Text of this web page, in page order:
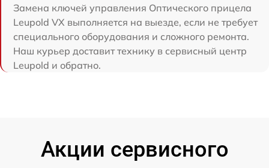
Замена ключей управления Оптического прицела
Leupold VX выполняется на выезде, если не требует
специального оборудования и сложного ремонта.
Наш курьер доставит технику в сервисный центр
Leupold и обратно.
Акции сервисного